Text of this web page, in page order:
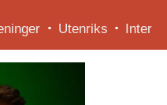
Utenriks Inter